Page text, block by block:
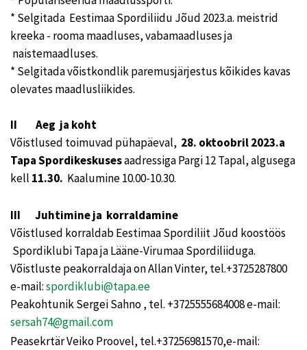
* Selgitada Eestimaa Spordiliidu Jõud 2023.a. meistrid
kreeka - rooma maadluses, vabamaadluses ja
naistemaadluses.
* Selgitada võistkondlik paremusjärjestus kõikides kavas
olevates maadlusliikides.
II Aeg ja koht
Võistlused toimuvad pühapäeval, 28. oktoobril 2023.a
Tapa Spordikeskusesaadressiga Pargi 12 Tapal, algusega
kell 11.30. Kaalumine 10.00-10.30.
III Juhtimine ja korraldamine
Võistlused korraldab Eestimaa Spordiliit Jõud koostöös
Spordiklubi Tapa ja Lääne-Virumaa Spordiliiduga.
Võistluste peakorraldaja on Allan Vinter, tel.+3725287800
e-mail:spordiklubi@tapa.ee
Peakohtunik Sergei Sahno , tel. +3725555684008 e-mail:
sersah74@gmail.com
Peasekrtär Veiko Proovel, tel.+37256981570,e-mail: